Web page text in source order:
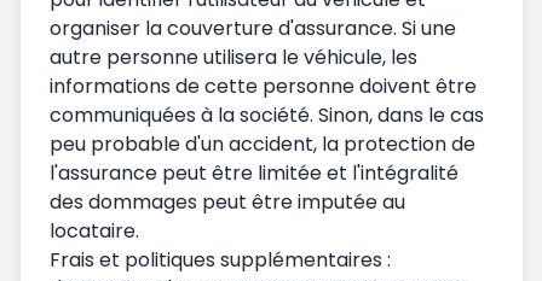
organiser la couverture d'assurance. Si une
autre personne utilisera le véhicule, les
informations de cette personne doivent être
communiquées à la société. Sinon, dans le cas
peu probable d'un accident, la protection de
l'assurance peut être limitée et l'intégralité
des dommages peut être imputée au
locataire.
Frais et politiques supplémentaires :